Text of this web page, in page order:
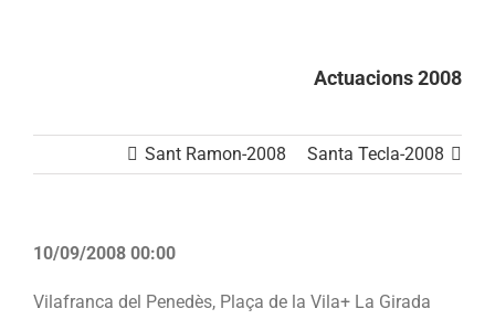
Actuacions 2008
Sant Ramon-2008 Santa Tecla-2008
10/09/2008 00:00
Vilafranca del Penedès, Plaça de la Vila+ La Girada